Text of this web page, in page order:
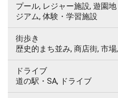
プール, レジャー施設, 遊園
ジアム, 体験・学習施設
街歩き
歴史的まち並み, 商店街, 市場
ドライブ
道の駅・SA, ドライブ